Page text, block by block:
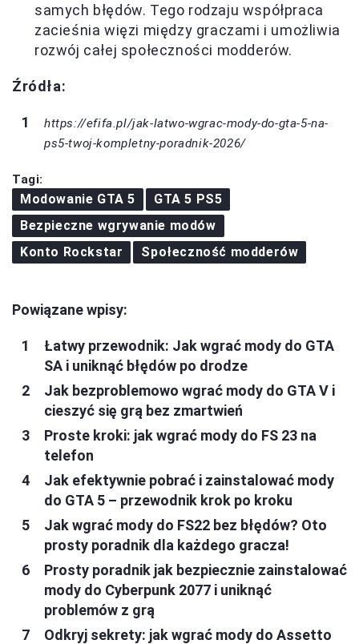
samych błędów. Tego rodzaju współpraca
zacieśnia więzi między graczami i umożliwia
rozwój całej społeczności modderów.
Źródła:
https://efifa.pl/jak-latwo-wgrac-mody-do-gta-5-na-
ps5-twoj-kompletny-poradnik-2026/
Tagi:
Modowanie GTA 5
GTA 5 PS5
Bezpieczne wgrywanie modów
Konto Rockstar
Społeczność modderów
Powiązane wpisy:
Łatwy przewodnik: Jak wgrać mody do GTA
SA i uniknąć błędów po drodze
Jak bezproblemowo wgrać mody do GTA V i
cieszyć się grą bez zmartwień
Proste kroki: jak wgrać mody do FS 23 na
telefon
Jak efektywnie pobrać i zainstalować mody
do GTA 5 – przewodnik krok po kroku
Jak wgrać mody do FS22 bez błędów? Oto
prosty poradnik dla każdego gracza!
Prosty poradnik jak bezpiecznie zainstalować
mody do Cyberpunk 2077 i uniknąć
problemów z grą
Odkryj sekrety: jak wgrać mody do Assetto